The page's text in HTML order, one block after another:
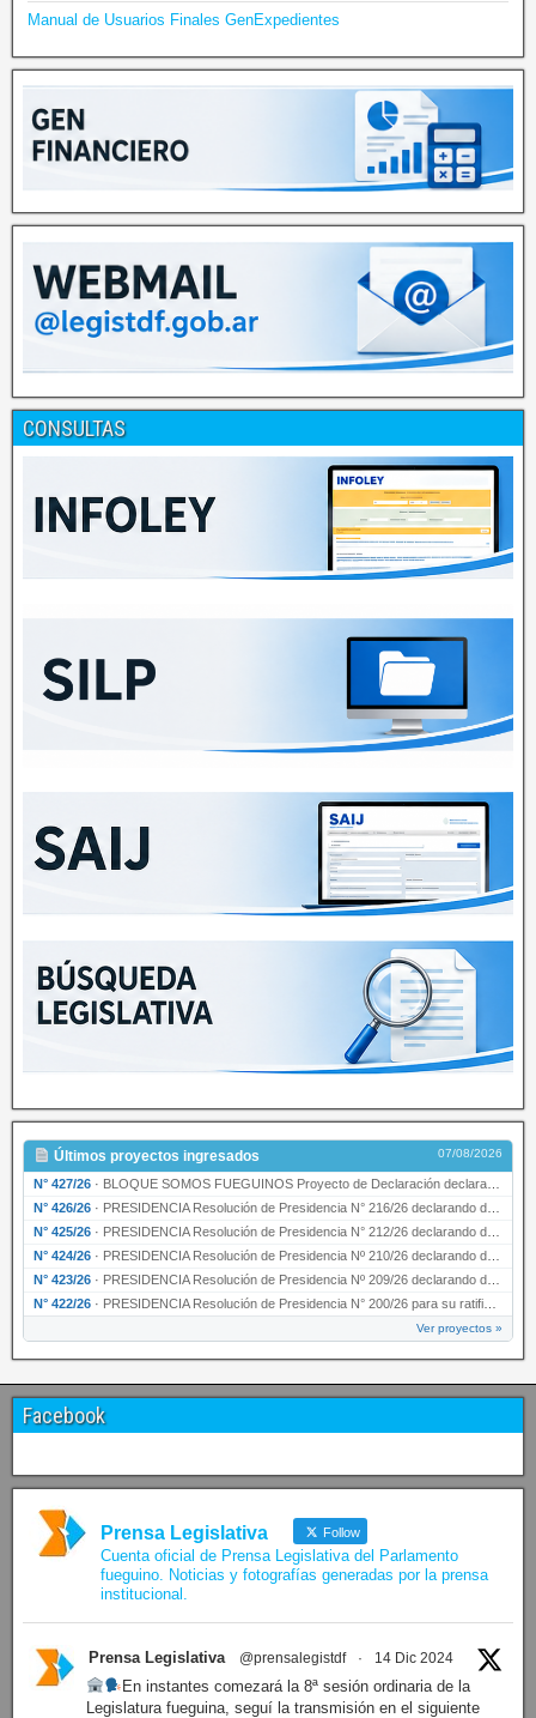
Manual de Usuarios Finales GenExpedientes
CONSULTAS
Últimos proyectos ingresados 07/08/2026
N° 427/26 · BLOQUE SOMOS FUEGUINOS Proyecto de Declaración declarando de interés provincial PRESIDENCI…
N° 426/26 · PRESIDENCIA Resolución de Presidencia N° 216/26 declarando de interés provincial la labor …
N° 425/26 · PRESIDENCIA Resolución de Presidencia N° 212/26 declarando de interés provincial el “50° A…
N° 424/26 · PRESIDENCIA Resolución de Presidencia Nº 210/26 declarando de interés provincial el proyec…
N° 423/26 · PRESIDENCIA Resolución de Presidencia Nº 209/26 declarando de interés provincial la presen…
N° 422/26 · PRESIDENCIA Resolución de Presidencia N° 200/26 para su ratificación.
Ver proyectos »
Facebook
Prensa Legislativa Follow
Cuenta oficial de Prensa Legislativa del Parlamento
fueguino. Noticias y fotografías generadas por la prensa
institucional.
Prensa Legislativa @prensalegistdf · 14 Dic 2024
En instantes comezará la 8ª sesión ordinaria de la
Legislatura fueguina, seguí la transmisión en el siguiente